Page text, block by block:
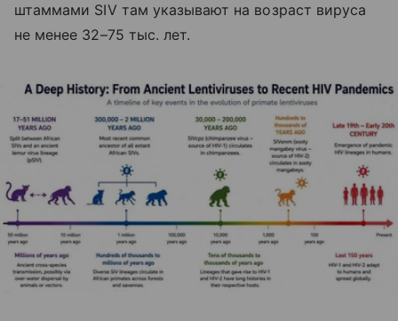
штаммами SIV там указывают на возраст вируса
не менее 32–75 тыс. лет.